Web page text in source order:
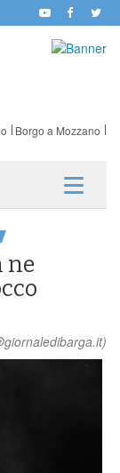
Borgo a Mozzano
ne